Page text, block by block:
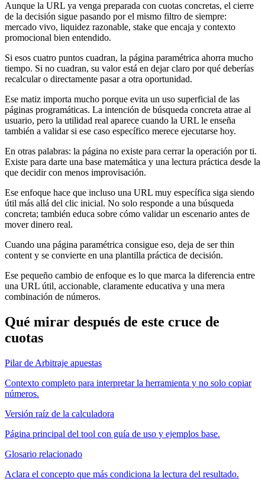
Aunque la URL ya venga preparada con cuotas concretas, el cierre
de la decisión sigue pasando por el mismo filtro de siempre:
mercado vivo, liquidez razonable, stake que encaja y contexto
promocional bien entendido.
Si esos cuatro puntos cuadran, la página paramétrica ahorra mucho
tiempo. Si no cuadran, su valor está en dejar claro por qué deberías
recalcular o directamente pasar a otra oportunidad.
Ese matiz importa mucho porque evita un uso superficial de las
páginas programáticas. La intención de búsqueda concreta atrae al
usuario, pero la utilidad real aparece cuando la URL le enseña
también a validar si ese caso específico merece ejecutarse hoy.
En otras palabras: la página no existe para cerrar la operación por ti.
Existe para darte una base matemática y una lectura práctica desde la
que decidir con menos improvisación.
Ese enfoque hace que incluso una URL muy específica siga siendo
útil más allá del clic inicial. No solo responde a una búsqueda
concreta; también educa sobre cómo validar un escenario antes de
mover dinero real.
Cuando una página paramétrica consigue eso, deja de ser thin
content y se convierte en una plantilla práctica de decisión.
Ese pequeño cambio de enfoque es lo que marca la diferencia entre
una URL útil, accionable, claramente educativa y una mera
combinación de números.
Qué mirar después de este cruce de
cuotas
Pilar de Arbitraje apuestas
Contexto completo para interpretar la herramienta y no solo copiar
números.
Versión raíz de la calculadora
Página principal del tool con guía de uso y ejemplos base.
Glosario relacionado
Aclara el concepto que más condiciona la lectura del resultado.